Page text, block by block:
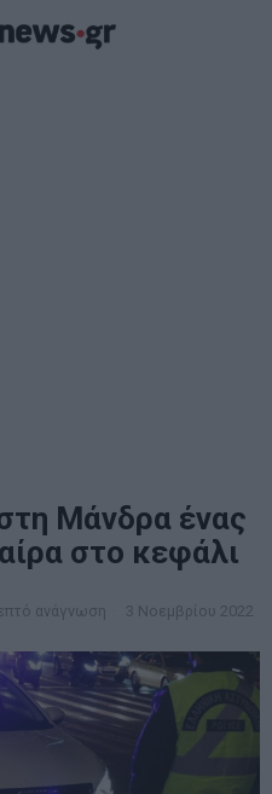
Μάνδρα ένας
στο κεφάλι
ανάγνωση 3 Νοεμβρίου 2022